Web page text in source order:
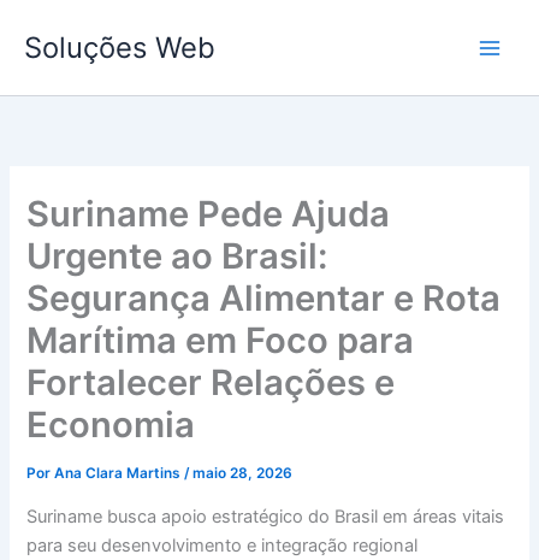
para
conteúdo
Soluções Web
Suriname Pede Ajuda
Urgente ao Brasil:
Segurança Alimentar e Rota
Marítima em Foco para
Fortalecer Relações e
Economia
PorAna Clara Martins/maio 28, 2026
Suriname busca apoio estratégico do Brasil em áreas vitais
para seu desenvolvimento e integração regional